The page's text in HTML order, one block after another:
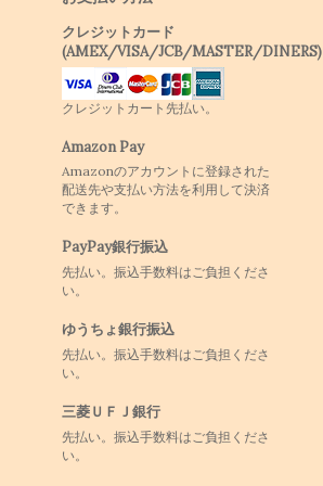
クレジットカード
(AMEX/VISA/JCB/MASTER/DINERS)
クレジットカート先払い。
Amazon Pay
Amazonのアカウントに登録された
配送先や支払い方法を利用して決済
できます。
PayPay銀行振込
先払い。振込手数料はご負担くださ
い。
ゆうちょ銀行振込
先払い。振込手数料はご負担くださ
い。
三菱ＵＦＪ銀行
先払い。振込手数料はご負担くださ
い。